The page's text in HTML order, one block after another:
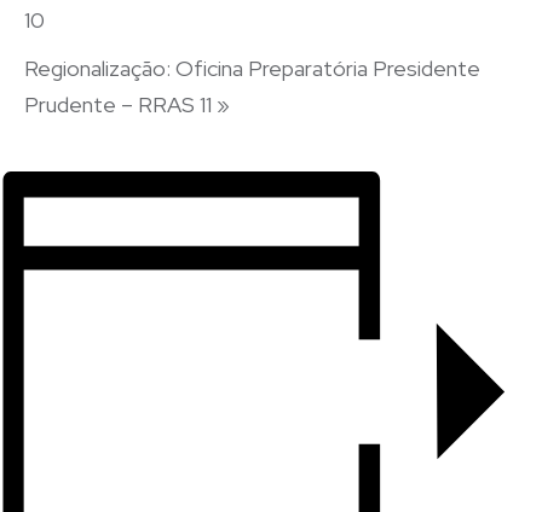
10
Regionalização: Oficina Preparatória Presidente
Prudente – RRAS 11 »